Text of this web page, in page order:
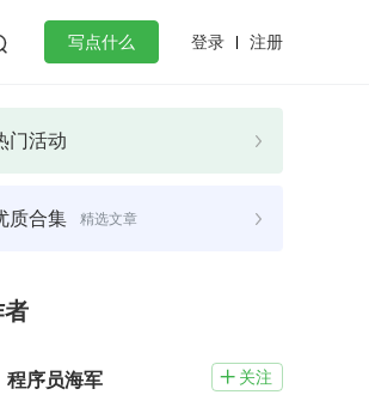
写点什么 登录 注册
门活动
质合集 精选文章
者
程序员海军  关注